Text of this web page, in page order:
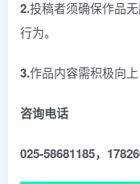
2.投稿者须确保作品
行为。
3.作品内容需积极向
咨询电话
025-58681185，